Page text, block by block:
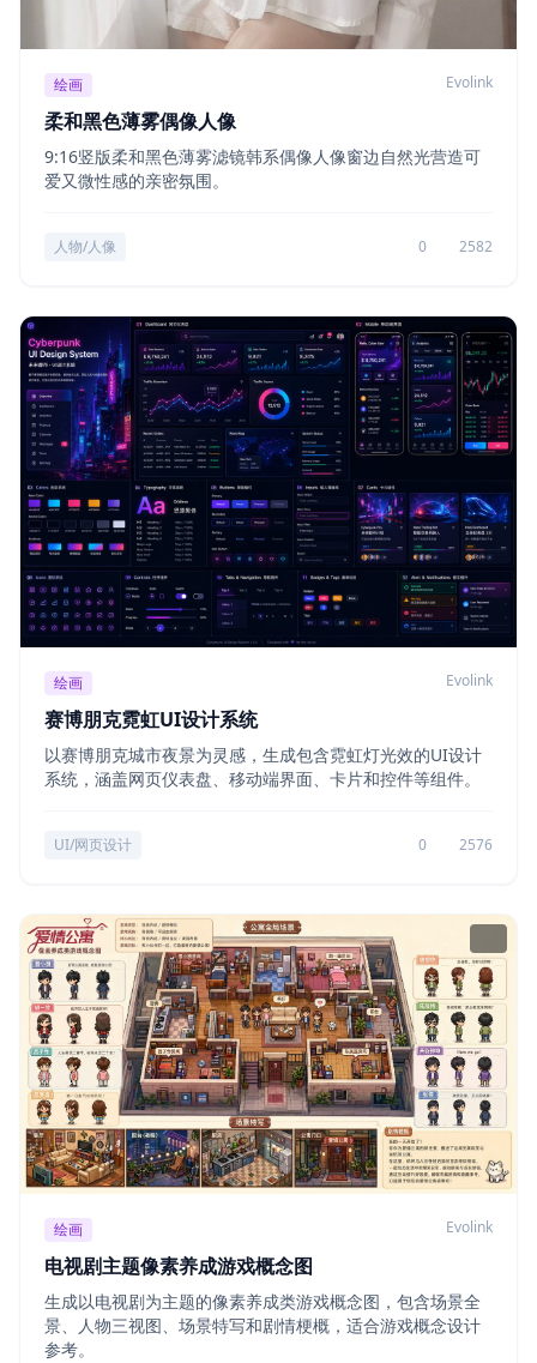
绘画 Evolink
柔和黑色薄雾偶像人像
9:16竖版柔和黑色薄雾滤镜韩系偶像人像窗边自然光营造可
爱又微性感的亲密氛围。
人物/人像 0 2582
绘画 Evolink
赛博朋克霓虹UI设计系统
以赛博朋克城市夜景为灵感，生成包含霓虹灯光效的UI设计
系统，涵盖网页仪表盘、移动端界面、卡片和控件等组件。
UI/网页设计 0 2576
绘画 Evolink
电视剧主题像素养成游戏概念图
生成以电视剧为主题的像素养成类游戏概念图，包含场景全
景、人物三视图、场景特写和剧情梗概，适合游戏概念设计
参考。